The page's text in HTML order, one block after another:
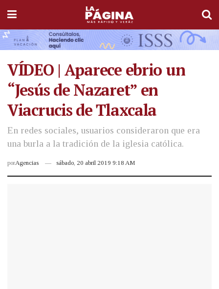
VÍDEO | Aparece ebrio un
“Jesús de Nazaret” en
Viacrucis de Tlaxcala
En redes sociales, usuarios consideraron que era
una burla a la tradición de la iglesia católica.
porAgencias sábado, 20 abril 2019 9:18 AM